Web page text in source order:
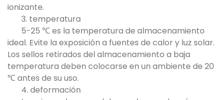
ionizante.
3. temperatura
5-25 ℃ es la temperatura de almacenamiento
ideal. Evite la exposición a fuentes de calor y luz solar.
Los sellos retirados del almacenamiento a baja
temperatura deben colocarse en un ambiente de 20
℃ antes de su uso.
4. deformación